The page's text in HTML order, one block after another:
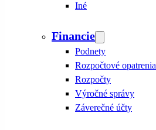
Iné
Financie
Podnety
Rozpočtové opatrenia
Rozpočty
Výročné správy
Záverečné účty